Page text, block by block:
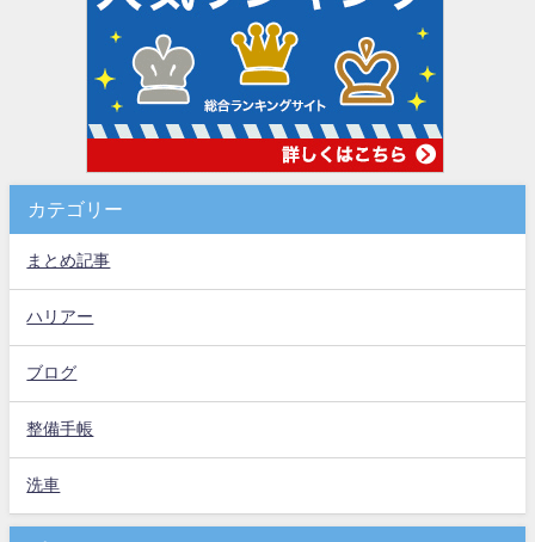
カテゴリー
まとめ記事
ハリアー
ブログ
整備手帳
洗車